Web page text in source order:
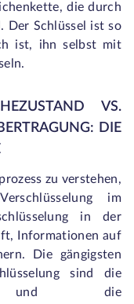
die durch
Der Schlüssel ist so
ist, ihn selbst mit
VS.
DIE
zu verstehen,
im
in der
Informationen auf
Die gängigsten
sind die
und die